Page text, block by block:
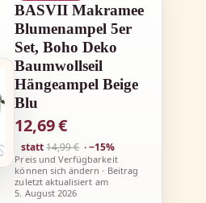
BASVII Makramee
Blumenampel 5er
Set, Boho Deko
Baumwollseil
Hängeampel Beige
Blu
12,69 €
statt14,99 € · −15%
Preis und Verfügbarkeit
können sich ändern · Beitrag
zuletzt aktualisiert am
5. August 2026